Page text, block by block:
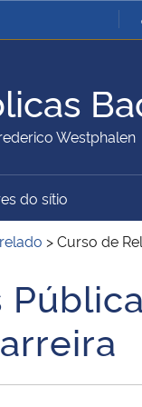
Ministério da Defesa
Ministério da
Ministério do
Desenvolvimento
Advocacia-Geral da
Westphalen
do sítio
>Curso de